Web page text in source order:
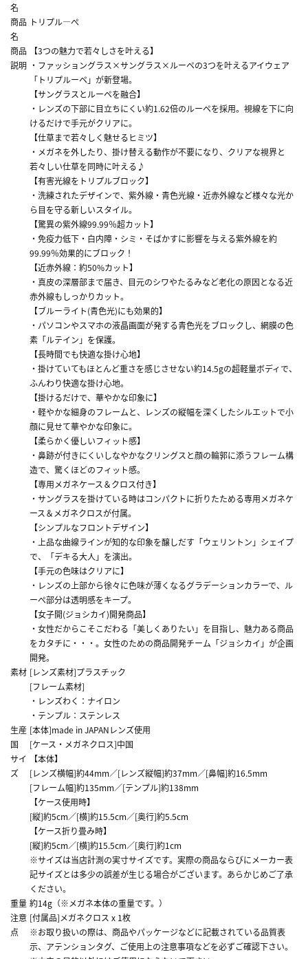
名
商品
名
トリプル―ぺ
商品
説明
【3つの魅力で若々しさを叶える】
・ファッショングラス×サングラス×ルーペの3つを叶えるアイウェア
「トリプルーペ」が新登場。
【サングラスとルーペを融合】
・レンズの下部に目立ちにくい約1.62倍のルーペを採用。視線を下に向
けるだけで手元がクリアに。
【仕草まで若々しく魅せるヒミツ】
・メガネを外したり、掛け替える動作が不要になり、クリアな視界と
若々しい仕草を同時に叶える♪
【有害光線をトリプルブロック】
・洗練されたデザインで、紫外線・青色光線・近赤外線など様々な光か
ら目を守る新しいスタイル。
【驚異の紫外線99.99％超カット】
・免疫力低下・白内障・シミ・そばかすに影響を与える紫外線を約
99.99％効果的にブロック！
【近赤外線：約50%カット】
・真皮の深層部まで届き、目元のシワやたるみなど老化の原因となる近
赤外線もしっかりカット。
【ブルーライト(青色光)にも効果的】
・パソコンやスマホの液晶画面が発する青色光をブロックし、網膜の色
素「ルテイン」を保護。
【長時間でも快適な掛け心地】
・掛けていてもほとんど重さを感じさせない約14.5gの超軽量ボディで、
ふんわり快適な掛け心地。
【掛けるだけで、華やかな印象に】
・軽やかな細身のフレームと、レンズの縦幅を深くしたシルエットで小
顔に見せて華やかな印象に。
【柔らかく優しいフィット感】
・鼻跡が付きにくいしなやかなクリングスと顔の輪郭に添うフレーム構
造で、驚くほどのフィット感。
【専用メガネケース＆クロス付き】
・サングラスを掛けている時はコンパクトに折りたためる専用メガネケ
ース＆メガネクロスが付属。
【シンプルなフロントデザイン】
・上品な曲線ラインが知的な印象を醸しだす「ウェリントン」シェイプ
で、「デキる大人」を演出。
【手元の色味はクリアに】
・レンズの上部から徐々に色味が薄くなるグラデーションカラーで、ル
ーぺ部分は透明感をキープ。
【女子開(ジョシカイ)開発商品】
・女性だからこそこだわる「美しくありたい」を目指し、魅力ある商品
をカタチに・・・。女性のための商品開発チーム「ジョシカイ」が企画
開発。
素材 [レンズ素材]プラスチック
[フレーム素材]
・レンズわく：ナイロン
・テンプル：ステンレス
生産
国
[本体]made in JAPANレンズ使用
[ケース・メガネクロス]中国
サイ
ズ
【本体】
[レンズ横幅]約44mm／[レンズ縦幅]約37mm／[鼻幅]約16.5mm
[フレーム幅]約135mm／[テンプル]約138mm
【ケース使用時】
[縦]約5cm／[横]約15.5cm／[奥行]約5.5cm
【ケース折り畳み時】
[縦]約5cm／[横]約15.5cm／[奥行]約1cm
※サイズは当店計測の実寸サイズです。実際の商品ならびにメーカー表
記サイズとは多少の誤差が生じる場合がございます。あらかじめご了承
ください。
重量 約14g（※メガネ本体の重量です。）
注意
点
[付属品]メガネクロス x 1枚
※お取り扱いの際は、商品やパッケージなどに記載されている品質表
示、アテンションタグ、ご使用上の注意事項などを必ずご確認下さい。